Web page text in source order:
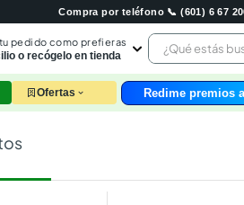
Compra por teléfono 📞 (601) 6 67
pedido como prefieras
o recógelo en tienda
¿Qué estás
Ofertas Redime premios
leche